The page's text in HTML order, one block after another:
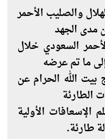
والصليب الأحمر
مدى الجهد
السعودي خلال
ما تم عرضه
الله الحرام عن
الطارئة
الإسعافات الأولية
طارئة.